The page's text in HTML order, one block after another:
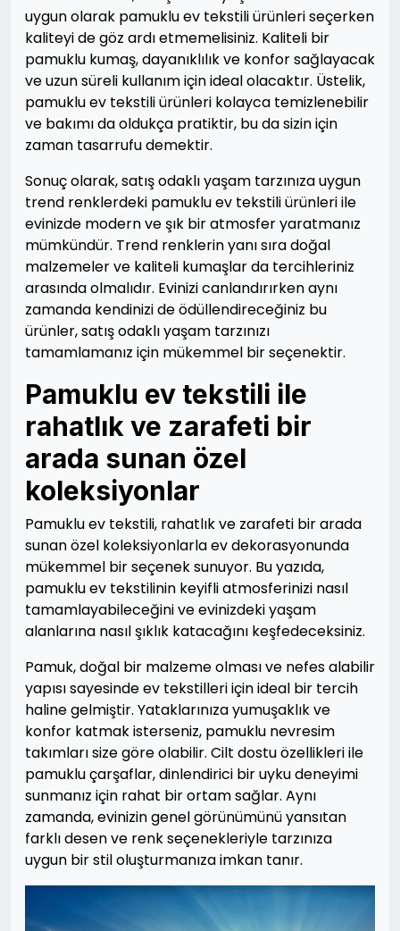
uygun olarak pamuklu ev tekstili ürünleri seçerken
kaliteyi de göz ardı etmemelisiniz. Kaliteli bir
pamuklu kumaş, dayanıklılık ve konfor sağlayacak
ve uzun süreli kullanım için ideal olacaktır. Üstelik,
pamuklu ev tekstili ürünleri kolayca temizlenebilir
ve bakımı da oldukça pratiktir, bu da sizin için
zaman tasarrufu demektir.
Sonuç olarak, satış odaklı yaşam tarzınıza uygun
trend renklerdeki pamuklu ev tekstili ürünleri ile
evinizde modern ve şık bir atmosfer yaratmanız
mümkündür. Trend renklerin yanı sıra doğal
malzemeler ve kaliteli kumaşlar da tercihleriniz
arasında olmalıdır. Evinizi canlandırırken aynı
zamanda kendinizi de ödüllendireceğiniz bu
ürünler, satış odaklı yaşam tarzınızı
tamamlamanız için mükemmel bir seçenektir.
Pamuklu ev tekstili ile
rahatlık ve zarafeti bir
arada sunan özel
koleksiyonlar
Pamuklu ev tekstili, rahatlık ve zarafeti bir arada
sunan özel koleksiyonlarla ev dekorasyonunda
mükemmel bir seçenek sunuyor. Bu yazıda,
pamuklu ev tekstilinin keyifli atmosferinizi nasıl
tamamlayabileceğini ve evinizdeki yaşam
alanlarına nasıl şıklık katacağını keşfedeceksiniz.
Pamuk, doğal bir malzeme olması ve nefes alabilir
yapısı sayesinde ev tekstilleri için ideal bir tercih
haline gelmiştir. Yataklarınıza yumuşaklık ve
konfor katmak isterseniz, pamuklu nevresim
takımları size göre olabilir. Cilt dostu özellikleri ile
pamuklu çarşaflar, dinlendirici bir uyku deneyimi
sunmanız için rahat bir ortam sağlar. Aynı
zamanda, evinizin genel görünümünü yansıtan
farklı desen ve renk seçenekleriyle tarzınıza
uygun bir stil oluşturmanıza imkan tanır.